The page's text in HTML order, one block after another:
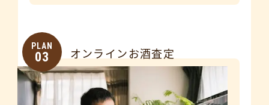
PLAN
03 オンラインお酒査定